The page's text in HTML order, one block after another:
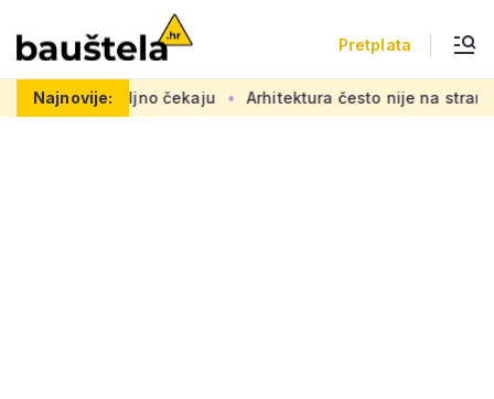
Pretplata
Najnovije:
se željno čekaju Arhitektura često nije na strani